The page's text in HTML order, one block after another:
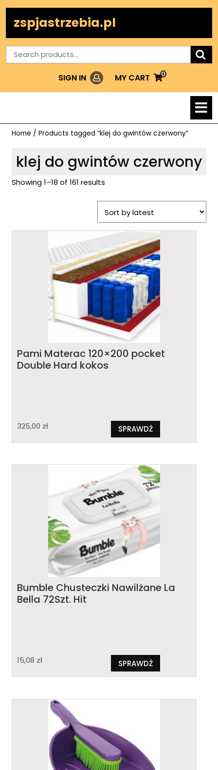
contentzspjastrzebia.pl
Search
for:
SIGN IN LoginMY CART
MY
0
Home / Products tagged “klej do gwintów czerwony”
klej do gwintów czerwony
Showing 1–18 of 161 results
Pami Materac 120×200 pocket
Double Hard kokos
325,00 zł SPRAWDŹ
Bumble Chusteczki Nawilżane La
Bella 72Szt. Hit
15,08 zł SPRAWDŹ